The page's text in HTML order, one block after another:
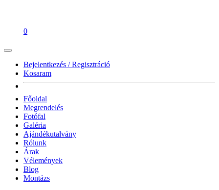
0
Bejelentkezés / Regisztráció
Kosaram
Főoldal
Megrendelés
Fotófal
Galéria
Ajándékutalvány
Rólunk
Árak
Vélemények
Blog
Montázs